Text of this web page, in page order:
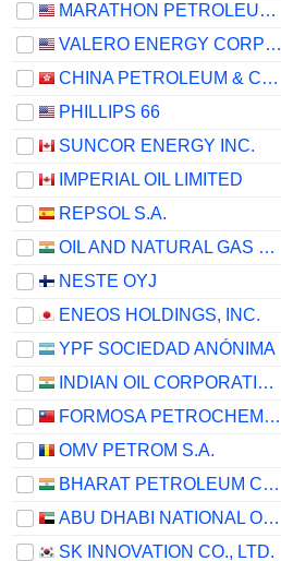
MARATHON PETROLEUM CORPORATION
VALERO ENERGY CORPORATION
CHINA PETROLEUM & CHEMICAL CORPORATION
PHILLIPS 66
SUNCOR ENERGY INC.
IMPERIAL OIL LIMITED
REPSOL S.A.
OIL AND NATURAL GAS CORPORATION LIMITED
NESTE OYJ
ENEOS HOLDINGS, INC.
YPF SOCIEDAD ANÓNIMA
INDIAN OIL CORPORATION LIMITED
FORMOSA PETROCHEMICAL CORPORATION
OMV PETROM S.A.
BHARAT PETROLEUM CORPORATION LIMITED
ABU DHABI NATIONAL OIL COMPANY FOR DISTRIBUTION
SK INNOVATION CO., LTD.